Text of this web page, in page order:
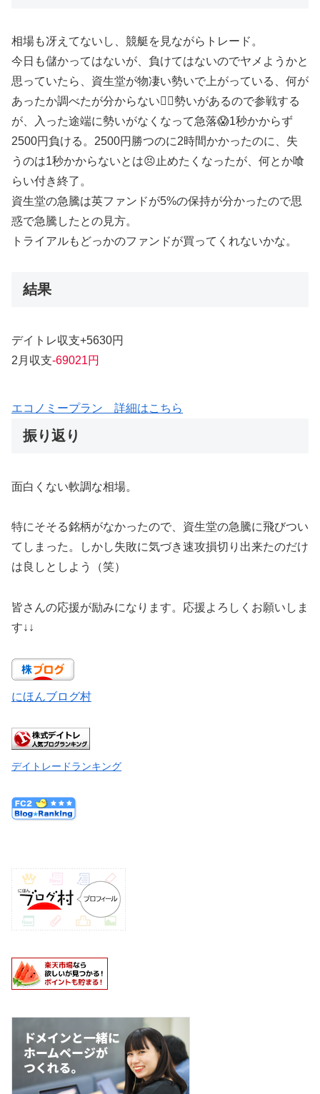
相場も冴えてないし、競艇を見ながらトレード。
今日も儲かってはないが、負けてはないのでヤメようかと
思っていたら、資生堂が物凄い勢いで上がっている、何が
あったか調べたが分からない😵‍💫勢いがあるので参戦する
が、入った途端に勢いがなくなって急落😱1秒かからず
2500円負ける。2500円勝つのに2時間かかったのに、失
うのは1秒かからないとは😣止めたくなったが、何とか喰
らい付き終了。
資生堂の急騰は英ファンドが5%の保持が分かったので思
惑で急騰したとの見方。
トライアルもどっかのファンドが買ってくれないかな。
結果
デイトレ収支+5630円
2月収支-69021円
エコノミープラン 詳細はこちら
振り返り
面白くない軟調な相場。
特にそそる銘柄がなかったので、資生堂の急騰に飛びつい
てしまった。しかし失敗に気づき速攻損切り出来たのだけ
は良しとしよう（笑）
皆さんの応援が励みになります。応援よろしくお願いしま
す↓↓
にほんブログ村
デイトレードランキング